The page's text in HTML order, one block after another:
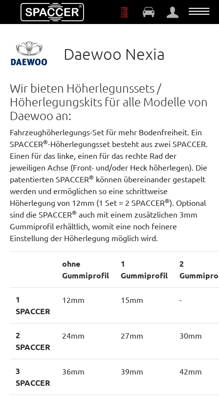
Zum Hauptinhalt springen
Daewoo Nexia
Wir bieten Höherlegunssets /
Höherlegungskits für alle Modelle von
Daewoo an:
Fahrzeughöherlegungs-Set für mehr Bodenfreiheit. Ein
SPACCER®-Höherlegungsset besteht aus zwei SPACCER.
Einen für das linke, einen für das rechte Rad der
jeweiligen Achse (Front- und/oder Heck höherlegen). Die
patentierten SPACCER® können übereinander gestapelt
werden und ermöglichen so eine schrittweise
Höherlegung von 12mm (1 Set = 2 SPACCER®). Optional
sind die SPACCER® auch mit einem zusätzlichen 3mm
Gummiprofil erhältlich, womit eine noch feinere
Einstellung der Höherlegung möglich wird.
ohne
Gummiprofil
1
Gummiprofil
2
1
SPACCER
12mm 15mm -
2
SPACCER
24mm 27mm 30mm
3
SPACCER
36mm 39mm 42mm